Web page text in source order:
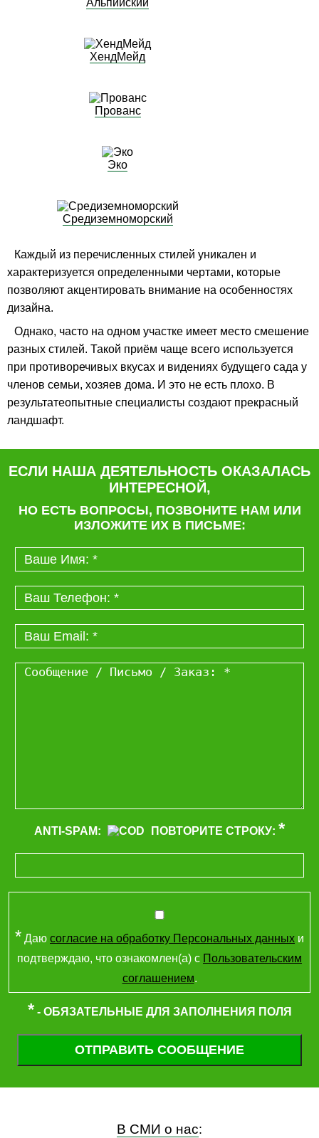
Альпийский
ХендМейд
Прованс
Эко
Средиземноморский
Каждый из перечисленных стилей уникален и
характеризуется определенными чертами, которые
позволяют акцентировать внимание на особенностях
дизайна.
Однако, часто на одном участке имеет место смешение
разных стилей. Такой приём чаще всего используется
при противоречивых вкусах и видениях будущего сада у
членов семьи, хозяев дома. И это не есть плохо. В
результатеопытные специалисты создают прекрасный
ландшафт.
ЕСЛИ НАША ДЕЯТЕЛЬНОСТЬ ОКАЗАЛАСЬ
ИНТЕРЕСНОЙ,
НО ЕСТЬ ВОПРОСЫ, ПОЗВОНИТЕ НАМ ИЛИ
ИЗЛОЖИТЕ ИХ В ПИСЬМЕ:
ANTI-SPAM: ПОВТОРИТЕ СТРОКУ: *
* Даю согласие на обработку Персональных данных и
подтверждаю, что ознакомлен(а) с Пользовательским
соглашением.
*- ОБЯЗАТЕЛЬНЫЕ ДЛЯ ЗАПОЛНЕНИЯ ПОЛЯ
В СМИ о нас: